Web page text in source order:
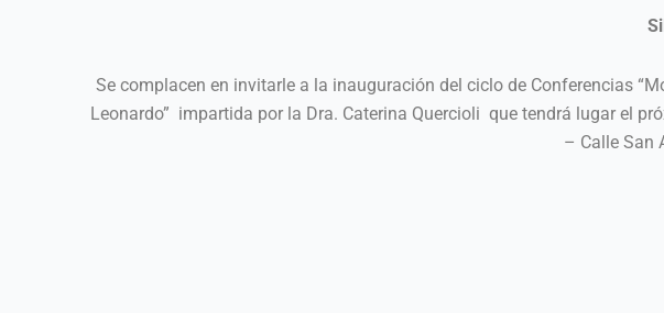
Se complacen en invitarle a la inauguración del ciclo de Conferencias
Leonardo” impartida por la Dra. Caterina Quercioli que tendrá lugar el
– Calle San